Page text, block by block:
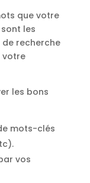
que votre
les
recherche
votre
les bons
mots-clés
vos